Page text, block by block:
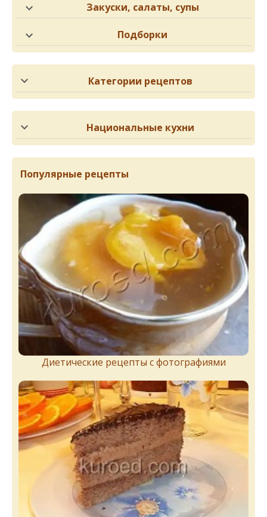
Закуски, салаты, супы
Подборки
Категории рецептов
Национальные кухни
Популярные рецепты
Диетические рецепты с фотографиями